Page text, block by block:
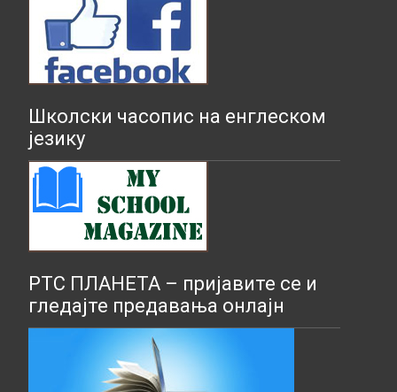
Школски часопис на енглеском
језику
РТС ПЛАНЕТА – пријавите се и
гледајте предавања онлајн